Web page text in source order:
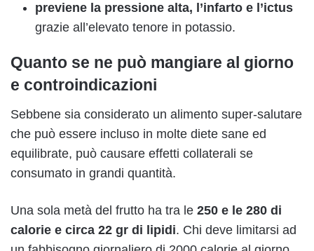
previene la pressione alta, l’infarto e l’ictus
grazie all’elevato tenore in potassio.
Quanto se ne può mangiare al giorno
e controindicazioni
Sebbene sia considerato un alimento super-salutare
che può essere incluso in molte diete sane ed
equilibrate, può causare effetti collaterali se
consumato in grandi quantità.
Una sola metà del frutto ha tra le 250 e le 280 di
calorie e circa 22 gr di lipidi. Chi deve limitarsi ad